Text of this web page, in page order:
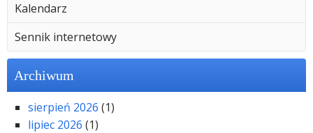
Kalendarz
Sennik internetowy
Archiwum
sierpień 2026 (1)
lipiec 2026 (1)